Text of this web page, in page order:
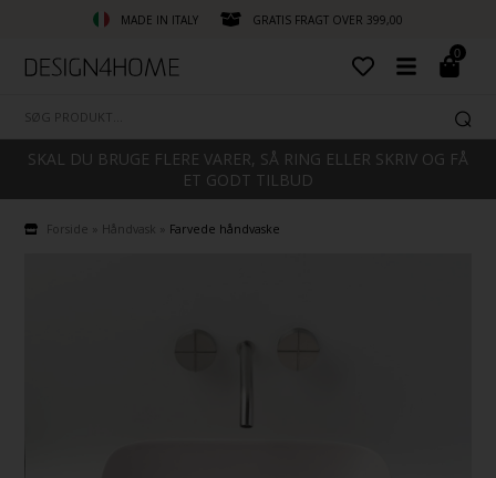
MADE IN ITALY GRATIS FRAGT OVER 399,00
0
SKAL DU BRUGE FLERE VARER, SÅ RING ELLER SKRIV OG FÅ
ET GODT TILBUD
Forside Håndvask Farvede håndvaske